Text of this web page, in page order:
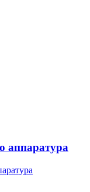
аппаратура